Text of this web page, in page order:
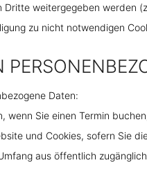
weitergegeben werden (z.
zu nicht notwendigen
Daten:
Sie einen Termin buchen,
und Cookies, sofern Sie
aus öffentlich